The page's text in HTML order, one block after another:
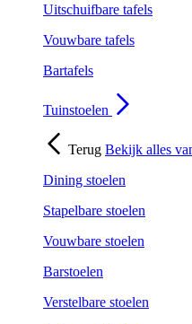
Uitschuifbare tafels
Vouwbare tafels
Bartafels
Tuinstoelen
Terug Bekijk alles
Dining stoelen
Stapelbare stoelen
Vouwbare stoelen
Barstoelen
Verstelbare stoelen